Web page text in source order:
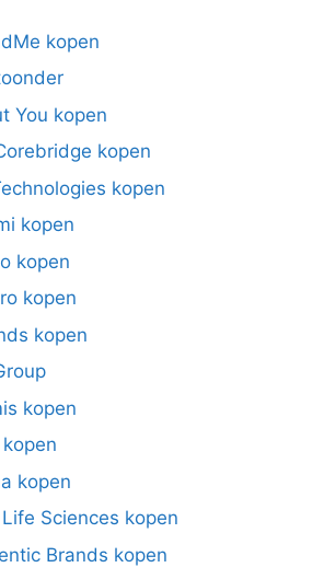
kopen
You kopen
kopen
kopen
kopen
kopen
kopen
kopen
kopen
kopen
Sciences kopen
Brands kopen